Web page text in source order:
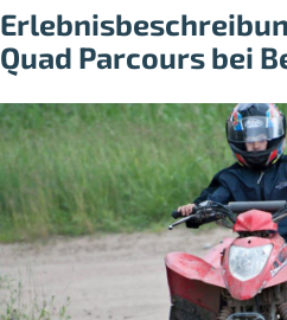
Quad Parcours bei